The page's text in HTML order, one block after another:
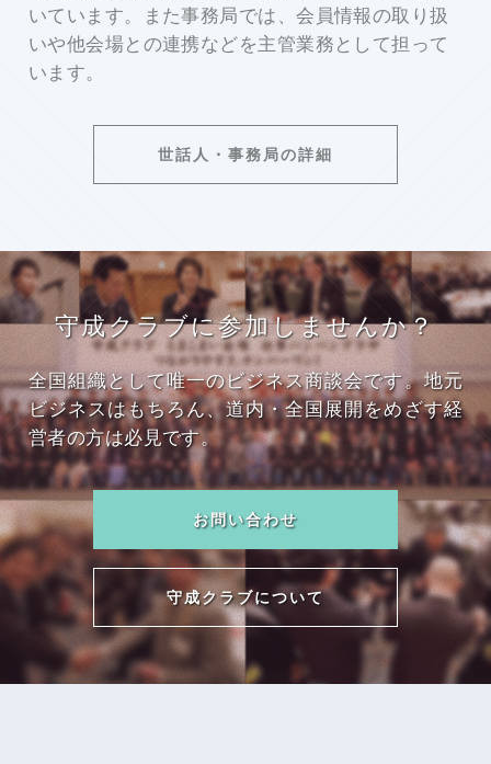
いています。また事務局では、会員情報の取り扱
いや他会場との連携などを主管業務として担って
います。
世話人・事務局の詳細
守成クラブに参加しませんか？
全国組織として唯一のビジネス商談会です。地元
ビジネスはもちろん、道内・全国展開をめざす経
営者の方は必見です。
お問い合わせ
守成クラブについて